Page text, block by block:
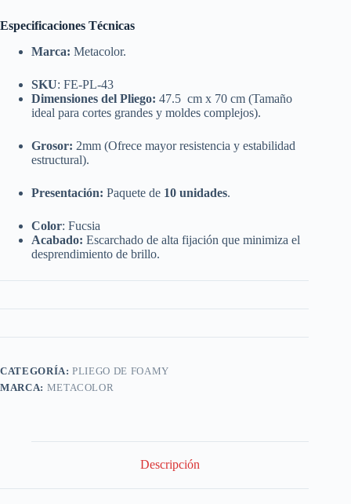
Especificaciones Técnicas
Marca: Metacolor.
SKU: FE-PL-43
Dimensiones del Pliego: 47.5 cm x 70 cm (Tamaño
ideal para cortes grandes y moldes complejos).
Grosor: 2mm (Ofrece mayor resistencia y estabilidad
estructural).
Presentación: Paquete de 10 unidades.
Color: Fucsia
Acabado: Escarchado de alta fijación que minimiza el
desprendimiento de brillo.
CATEGORÍA:PLIEGO DE FOAMY
MARCA: METACOLOR
Descripción